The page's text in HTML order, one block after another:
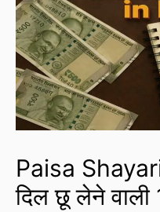
Paisa
दिल छू लेने वाली